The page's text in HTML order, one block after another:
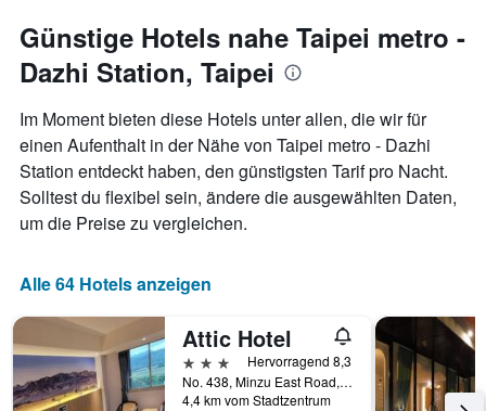
Günstige Hotels nahe Taipei metro -
Dazhi Station, Taipei
Im Moment bieten diese Hotels unter allen, die wir für
einen Aufenthalt in der Nähe von Taipei metro - Dazhi
Station entdeckt haben, den günstigsten Tarif pro Nacht.
Solltest du flexibel sein, ändere die ausgewählten Daten,
um die Preise zu vergleichen.
Alle 64 Hotels anzeigen
Attic Hotel
3 Sterne
Hervorragend 8,3
No. 438, Minzu East Road, Taipei, Taiwan
4,4 km vom Stadtzentrum